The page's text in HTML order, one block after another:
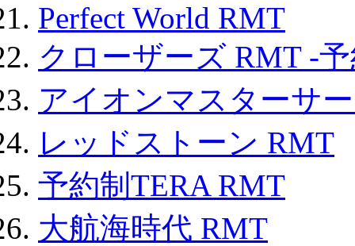
Perfect World RMT
クローザーズ RMT -
アイオンマスターサ
レッドストーン RMT
予約制TERA RMT
大航海時代 RMT